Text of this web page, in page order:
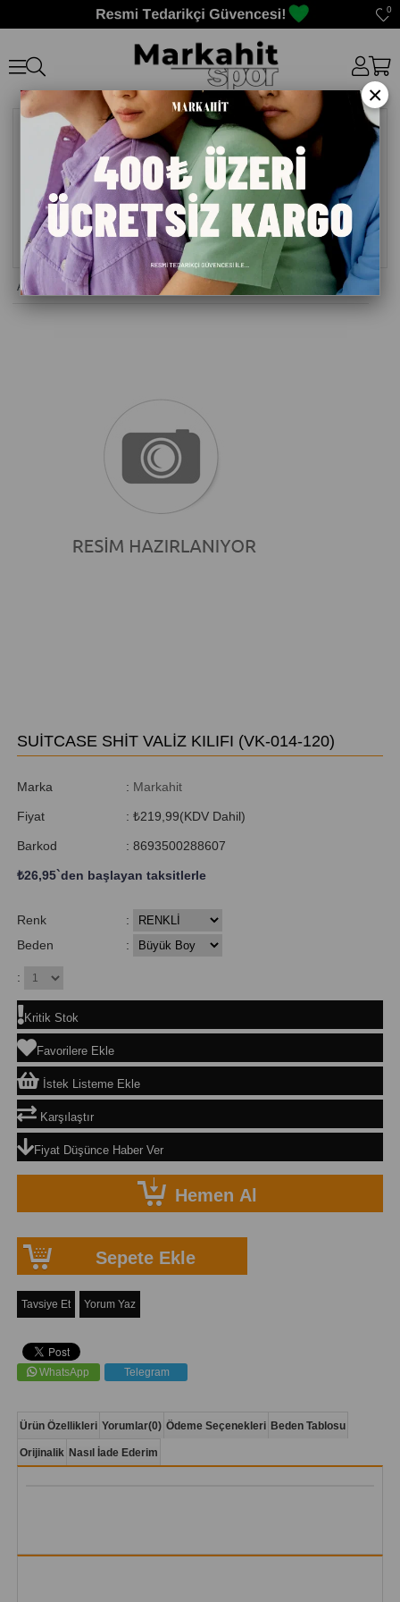
0
Anasayfa> Valiz Kılıfı > SUİTCASE SHİT VALİZ KILIFI
SUİTCASE SHİT VALİZ KILIFI (VK-014-120)
Marka : Markahit
Fiyat : ₺219,99(KDV Dahil)
Barkod : 8693500288607
₺26,95`den başlayan taksitlerle
Renk
:
Beden
:
:
Kritik Stok
Favorilere Ekle
İstek Listeme Ekle
Karşılaştır
Fiyat Düşünce Haber Ver
Tavsiye Et Yorum Yaz
WhatsApp Telegram
Ürün Özellikleri Yorumlar(0) Ödeme Seçenekleri Beden Tablosu
Orijinalik Nasıl İade Ederim
×